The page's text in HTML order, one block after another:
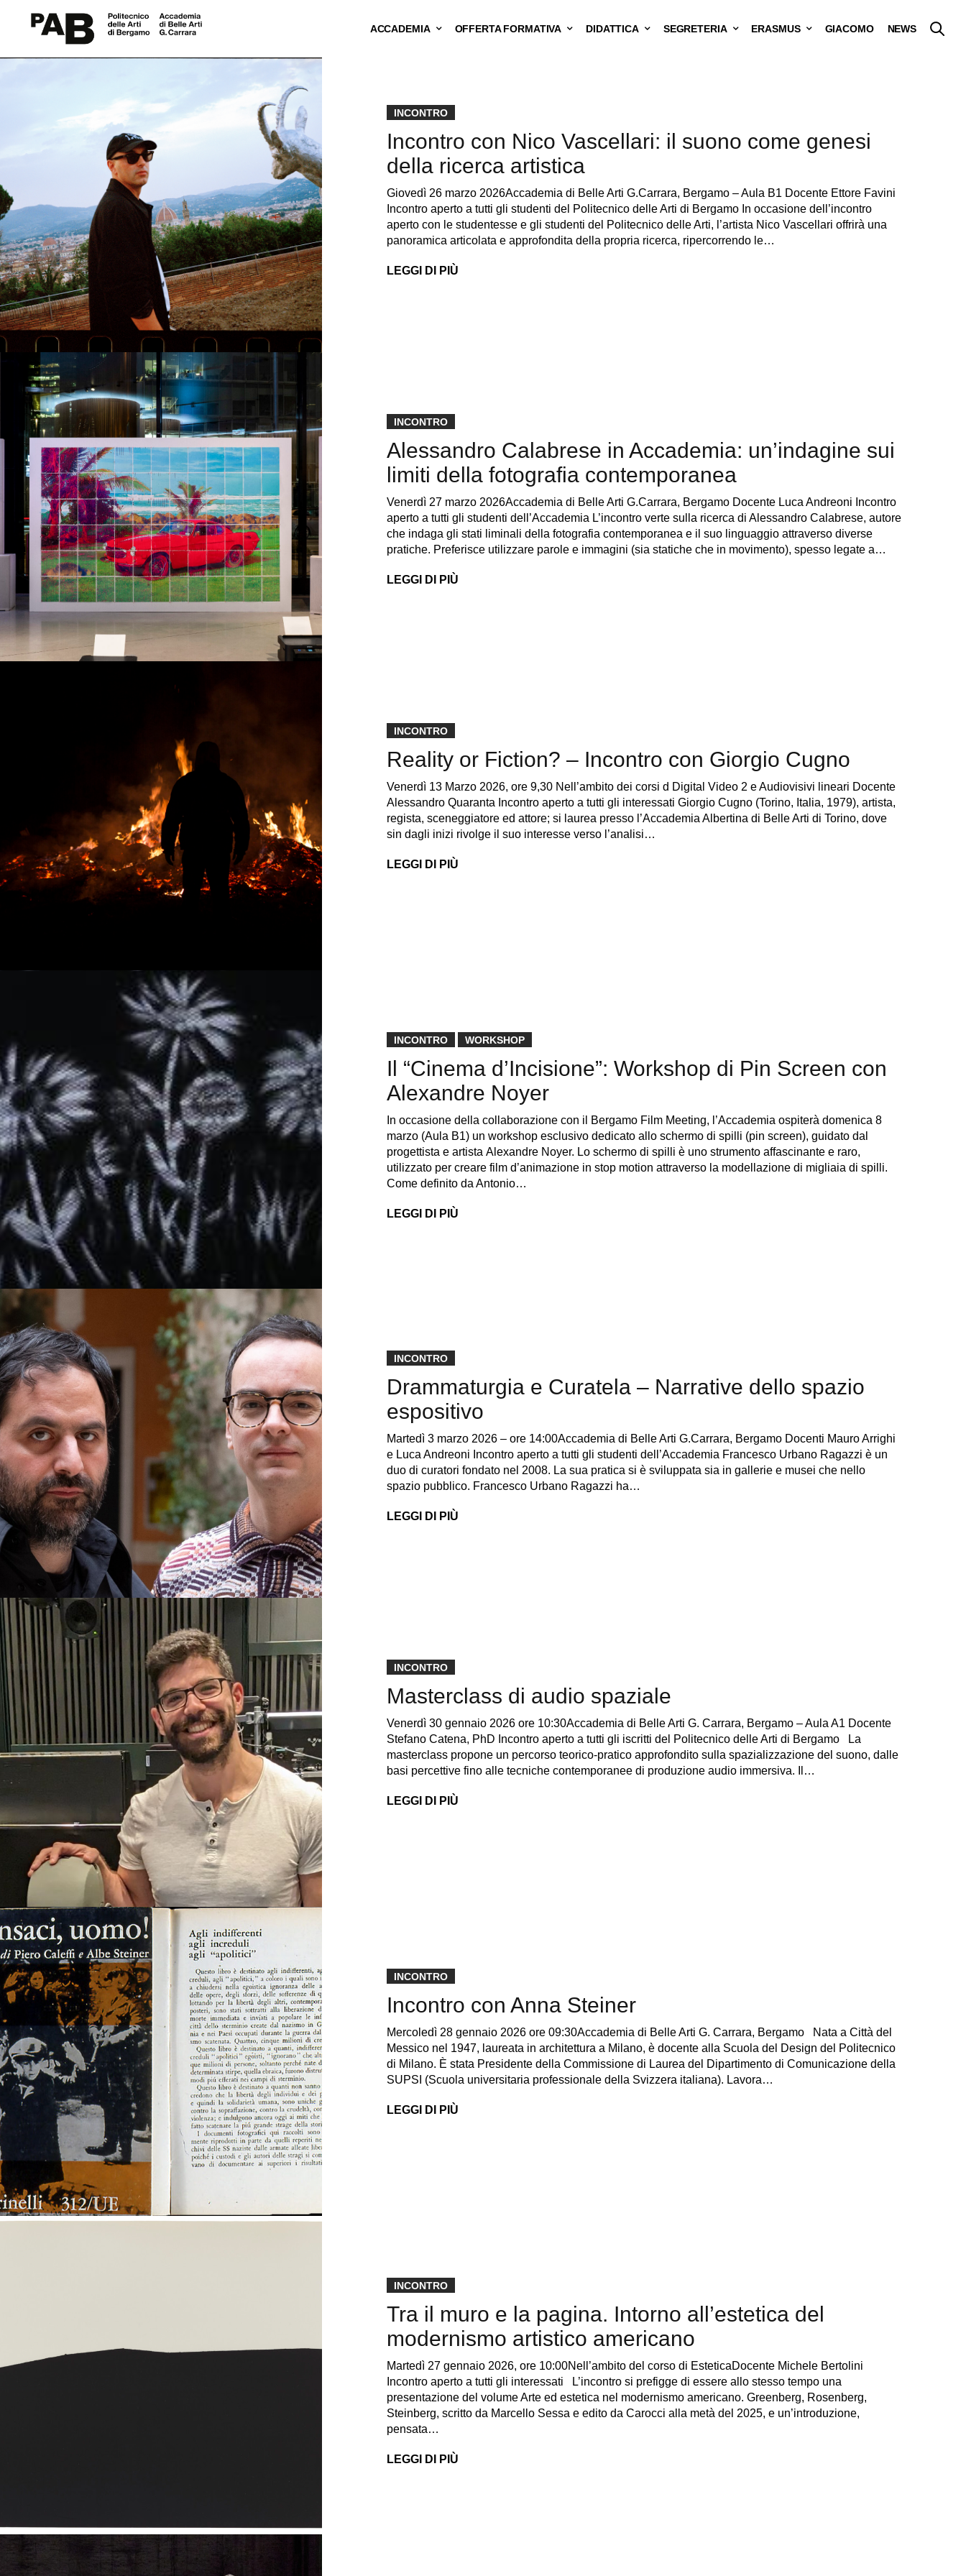
ACCADEMIA OFFERTA FORMATIVA DIDATTICA SEGRETERIA ERASMUS GIACOMO NEWS
INCONTRO
Incontro con Nico Vascellari: il suono come genesi
della ricerca artistica
Giovedì 26 marzo 2026Accademia di Belle Arti G.Carrara, Bergamo – Aula B1 Docente Ettore Favini
Incontro aperto a tutti gli studenti del Politecnico delle Arti di Bergamo In occasione dell’incontro
aperto con le studentesse e gli studenti del Politecnico delle Arti, l’artista Nico Vascellari offrirà una
panoramica articolata e approfondita della propria ricerca, ripercorrendo le…
LEGGI DI PIÙ
INCONTRO
Alessandro Calabrese in Accademia: un’indagine sui
limiti della fotografia contemporanea
Venerdì 27 marzo 2026Accademia di Belle Arti G.Carrara, Bergamo Docente Luca Andreoni Incontro
aperto a tutti gli studenti dell’Accademia L’incontro verte sulla ricerca di Alessandro Calabrese, autore
che indaga gli stati liminali della fotografia contemporanea e il suo linguaggio attraverso diverse
pratiche. Preferisce utilizzare parole e immagini (sia statiche che in movimento), spesso legate a…
LEGGI DI PIÙ
INCONTRO
Reality or Fiction? – Incontro con Giorgio Cugno
Venerdì 13 Marzo 2026, ore 9,30 Nell’ambito dei corsi d Digital Video 2 e Audiovisivi lineari Docente
Alessandro Quaranta Incontro aperto a tutti gli interessati Giorgio Cugno (Torino, Italia, 1979), artista,
regista, sceneggiatore ed attore; si laurea presso l’Accademia Albertina di Belle Arti di Torino, dove
sin dagli inizi rivolge il suo interesse verso l’analisi…
LEGGI DI PIÙ
INCONTRO WORKSHOP
Il “Cinema d’Incisione”: Workshop di Pin Screen con
Alexandre Noyer
In occasione della collaborazione con il Bergamo Film Meeting, l’Accademia ospiterà domenica 8
marzo (Aula B1) un workshop esclusivo dedicato allo schermo di spilli (pin screen), guidato dal
progettista e artista Alexandre Noyer. Lo schermo di spilli è uno strumento affascinante e raro,
utilizzato per creare film d’animazione in stop motion attraverso la modellazione di migliaia di spilli.
Come definito da Antonio…
LEGGI DI PIÙ
INCONTRO
Drammaturgia e Curatela – Narrative dello spazio
espositivo
Martedì 3 marzo 2026 – ore 14:00Accademia di Belle Arti G.Carrara, Bergamo Docenti Mauro Arrighi
e Luca Andreoni Incontro aperto a tutti gli studenti dell’Accademia Francesco Urbano Ragazzi è un
duo di curatori fondato nel 2008. La sua pratica si è sviluppata sia in gallerie e musei che nello
spazio pubblico. Francesco Urbano Ragazzi ha…
LEGGI DI PIÙ
INCONTRO
Masterclass di audio spaziale
Venerdì 30 gennaio 2026 ore 10:30Accademia di Belle Arti G. Carrara, Bergamo – Aula A1 Docente
Stefano Catena, PhD Incontro aperto a tutti gli iscritti del Politecnico delle Arti di Bergamo La
masterclass propone un percorso teorico-pratico approfondito sulla spazializzazione del suono, dalle
basi percettive fino alle tecniche contemporanee di produzione audio immersiva. Il…
LEGGI DI PIÙ
INCONTRO
Incontro con Anna Steiner
Mercoledì 28 gennaio 2026 ore 09:30Accademia di Belle Arti G. Carrara, Bergamo Nata a Città del
Messico nel 1947, laureata in architettura a Milano, è docente alla Scuola del Design del Politecnico
di Milano. È stata Presidente della Commissione di Laurea del Dipartimento di Comunicazione della
SUPSI (Scuola universitaria professionale della Svizzera italiana). Lavora…
LEGGI DI PIÙ
INCONTRO
Tra il muro e la pagina. Intorno all’estetica del
modernismo artistico americano
Martedì 27 gennaio 2026, ore 10:00Nell’ambito del corso di EsteticaDocente Michele Bertolini
Incontro aperto a tutti gli interessati L’incontro si prefigge di essere allo stesso tempo una
presentazione del volume Arte ed estetica nel modernismo americano. Greenberg, Rosenberg,
Steinberg, scritto da Marcello Sessa e edito da Carocci alla metà del 2025, e un’introduzione,
pensata…
LEGGI DI PIÙ